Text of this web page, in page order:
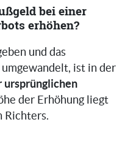
bei einer
erhöhen?
und das
ist in der
ursprünglichen
der Erhöhung liegt
Richters.